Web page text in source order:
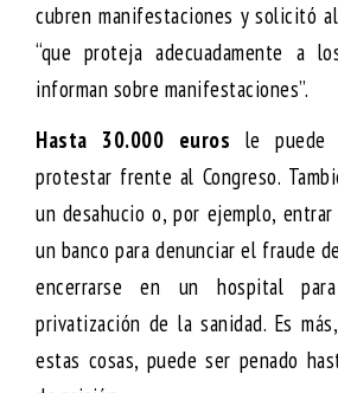
cubren manifestaciones y solicitó
“que proteja adecuadamente a
informan sobre manifestaciones”.
Hasta 30.000 euros le puede
protestar frente al Congreso.
un desahucio o, por ejemplo,
un banco para denunciar el fraude
encerrarse en un hospital
privatización de la sanidad. Es
estas cosas, puede ser penado